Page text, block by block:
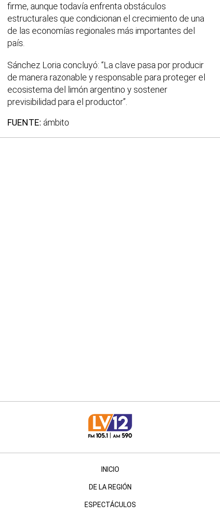
firme, aunque todavía enfrenta obstáculos
estructurales que condicionan el crecimiento de una
de las economías regionales más importantes del
país.
Sánchez Loria concluyó: “La clave pasa por producir
de manera razonable y responsable para proteger el
ecosistema del limón argentino y sostener
previsibilidad para el productor”.
FUENTE: ámbito
INICIO
DE LA REGIÓN
ESPECTÁCULOS